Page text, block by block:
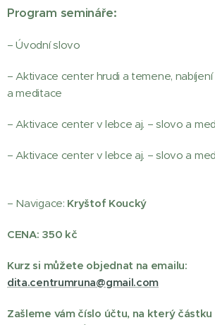
Program semináře:
– Úvodní slovo
– Aktivace center hrudi a temene,
a meditace
– Aktivace center v lebce aj. – slovo a
– Aktivace center v lebce aj. – slovo a
– Navigace: Kryštof Koucký
CENA: 350 kč
Kurz si můžete objednat na emailu:
dita.centrumruna@gmail.com
Zašleme vám číslo účtu, na který